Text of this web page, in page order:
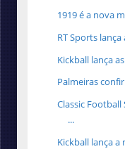
1919 é a nova
RT Sports
Kickball lança
Palmeiras
Classic
...
Kickball lança